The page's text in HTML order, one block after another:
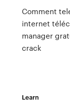
Comment
internet
manager
crack
Learn